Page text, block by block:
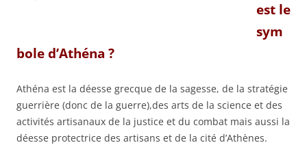
est le
sym
bole d’Athéna ?
Athéna est la déesse grecque de la sagesse, de la stratégie
guerrière (donc de la guerre),des arts de la science et des
activités artisanaux de la justice et du combat mais aussi la
déesse protectrice des artisans et de la cité d’Athènes.